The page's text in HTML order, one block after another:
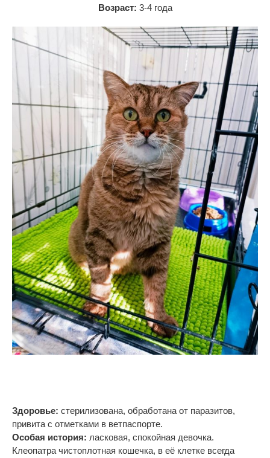
Возраст: 3-4 года
Здоровье: стерилизована, обработана от паразитов,
привита с отметками в ветпаспорте.
Особая история: ласковая, спокойная девочка.
Клеопатра чистоплотная кошечка, в её клетке всегда